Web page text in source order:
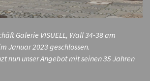
Galerie VISUELL, Wall 34-38 am
Januar 2023 geschlossen.
nun unser Angebot mit seinen 35 Jahren